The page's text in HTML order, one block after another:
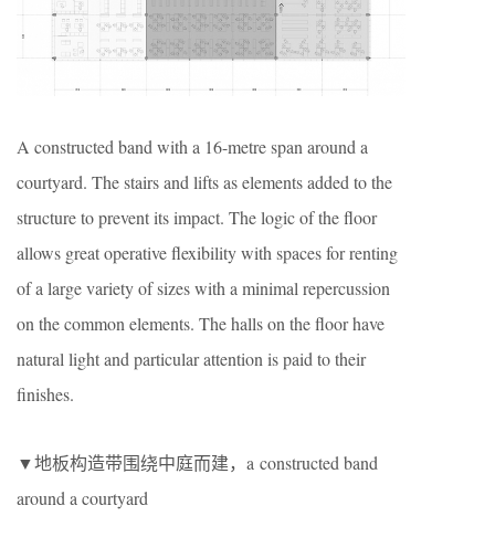
A constructed band with a 16-metre span around a
courtyard. The stairs and lifts as elements added to the
structure to prevent its impact. The logic of the floor
allows great operative flexibility with spaces for renting
of a large variety of sizes with a minimal repercussion
on the common elements. The halls on the floor have
natural light and particular attention is paid to their
finishes.
▼地板构造带围绕中庭而建，a constructed band
around a courtyard